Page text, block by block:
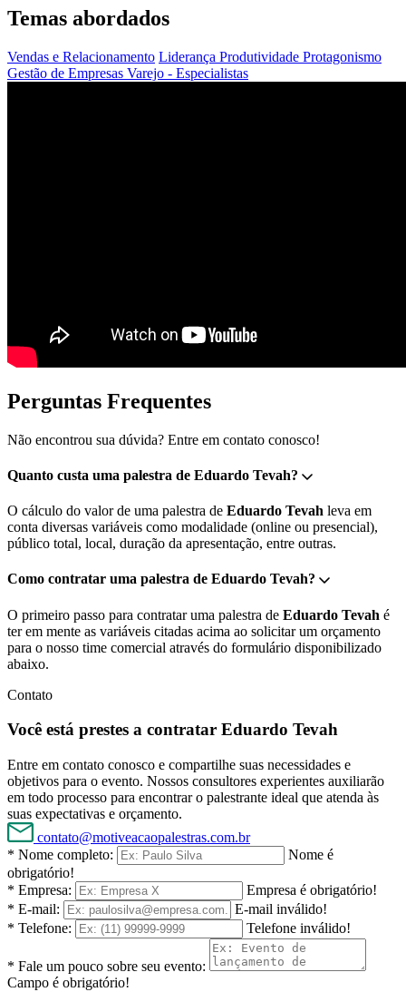
Temas abordados
Vendas e Relacionamento Liderança Produtividade Protagonismo
Gestão de Empresas Varejo - Especialistas
Perguntas Frequentes
Não encontrou sua dúvida? Entre em contato conosco!
Quanto custa uma palestra de Eduardo Tevah?
O cálculo do valor de uma palestra de Eduardo Tevah leva em
conta diversas variáveis como modalidade (online ou presencial),
público total, local, duração da apresentação, entre outras.
Como contratar uma palestra de Eduardo Tevah?
O primeiro passo para contratar uma palestra de Eduardo Tevah é
ter em mente as variáveis citadas acima ao solicitar um orçamento
para o nosso time comercial através do formulário disponibilizado
abaixo.
Contato
Você está prestes a contratar Eduardo Tevah
Entre em contato conosco e compartilhe suas necessidades e
objetivos para o evento. Nossos consultores experientes auxiliarão
em todo processo para encontrar o palestrante ideal que atenda às
suas expectativas e orçamento.
contato@motiveacaopalestras.com.br
* Nome completo:
Nome é
obrigatório!
* Empresa:
Empresa é obrigatório!
* E-mail:
E-mail inválido!
* Telefone:
Telefone inválido!
* Fale um pouco sobre seu evento:
Campo é obrigatório!